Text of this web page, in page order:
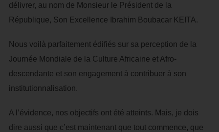
délivrer, au nom de Monsieur le Président de la
République, Son Excellence Ibrahim Boubacar KEITA.
Nous voilà parfaitement édifiés sur sa perception de la
Journée Mondiale de la Culture Africaine et Afro-
descendante et son engagement à contribuer à son
institutionnalisation.
A l’évidence, nos objectifs ont été atteints. Mais, je dois
dire aussi que c’est maintenant que tout commence, que